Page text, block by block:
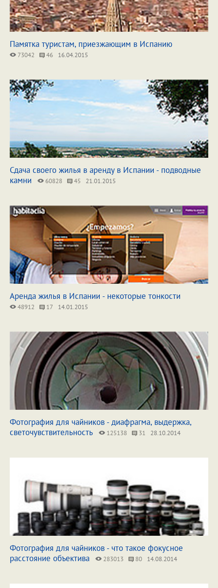
Памятка туристам, приезжающим в Испанию
73042 46 16.04.2015
Сдача своего жилья в аренду в Испании - подводные
камни
60828 45 21.01.2015
Аренда жилья в Испании - некоторые тонкости
48912 17 14.01.2015
Фотография для чайников - диафрагма, выдержка,
светочувствительность
125138 31 28.10.2014
Фотография для чайников - что такое фокусное
расстояние объектива
283013 80 14.08.2014